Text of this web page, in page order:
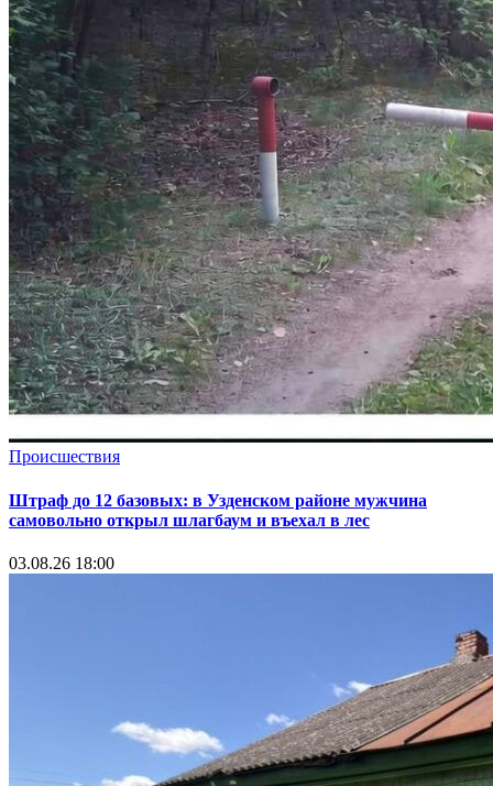
Происшествия
Штраф до 12 базовых: в Узденском районе мужчина
самовольно открыл шлагбаум и въехал в лес
03.08.26 18:00